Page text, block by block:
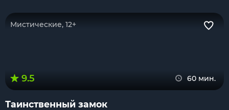
Мистические, 12+
9.5 60 мин.
Таинственный замок